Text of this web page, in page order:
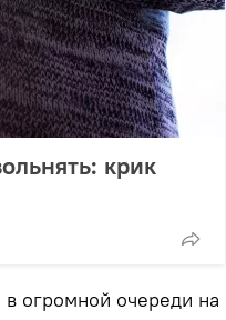
крик
огромной очереди на